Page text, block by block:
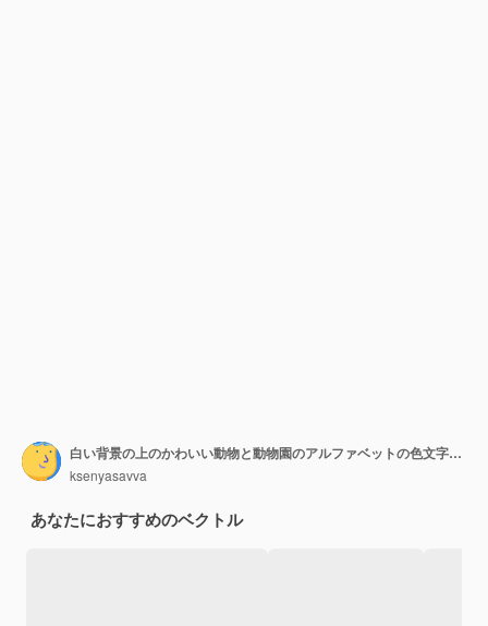
白い背景の上のかわいい動物と動物園のアルファベットの色文字AZの正方形のカード
ksenyasavva
あなたにおすすめのベクトル